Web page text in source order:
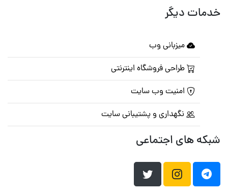
خدمات دیگر
میزبانی وب
طراحی فروشگاه اینترنتی
امنیت وب سایت
نگهداری و پشتیبانی سایت
شبکه های اجتماعی